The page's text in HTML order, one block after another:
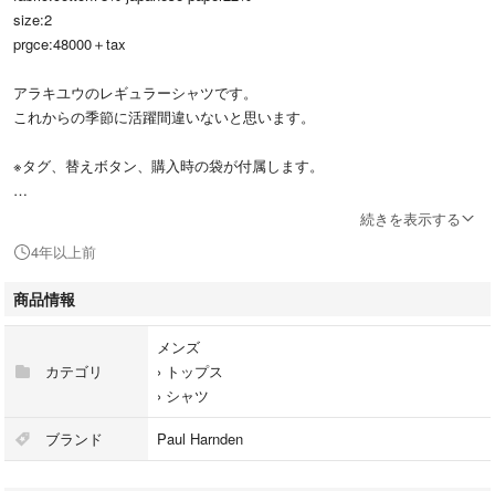
size:2
prgce:48000＋tax
アラキユウのレギュラーシャツです。
これからの季節に活躍間違いないと思います。
※タグ、替えボタン、購入時の袋が付属します。
※他サイトにも出品していますのでそちらで売れた場合は出品を取り消し
※気になること等あれば気軽にコメントください。
Paul Harnden ELENA DAWSON Bergfabel The Crooked Tailor ARCHIVI
O J.M.Ribot ARTS&SCIENCE kaval taich murakami guidi ma+ toogood C
OMOLI AURALEE など好きな方にオススメです
続きを表示する
4年以上前
商品情報
カテゴリ
メンズ
› トップス
› シャツ
ブランド Paul Harnden